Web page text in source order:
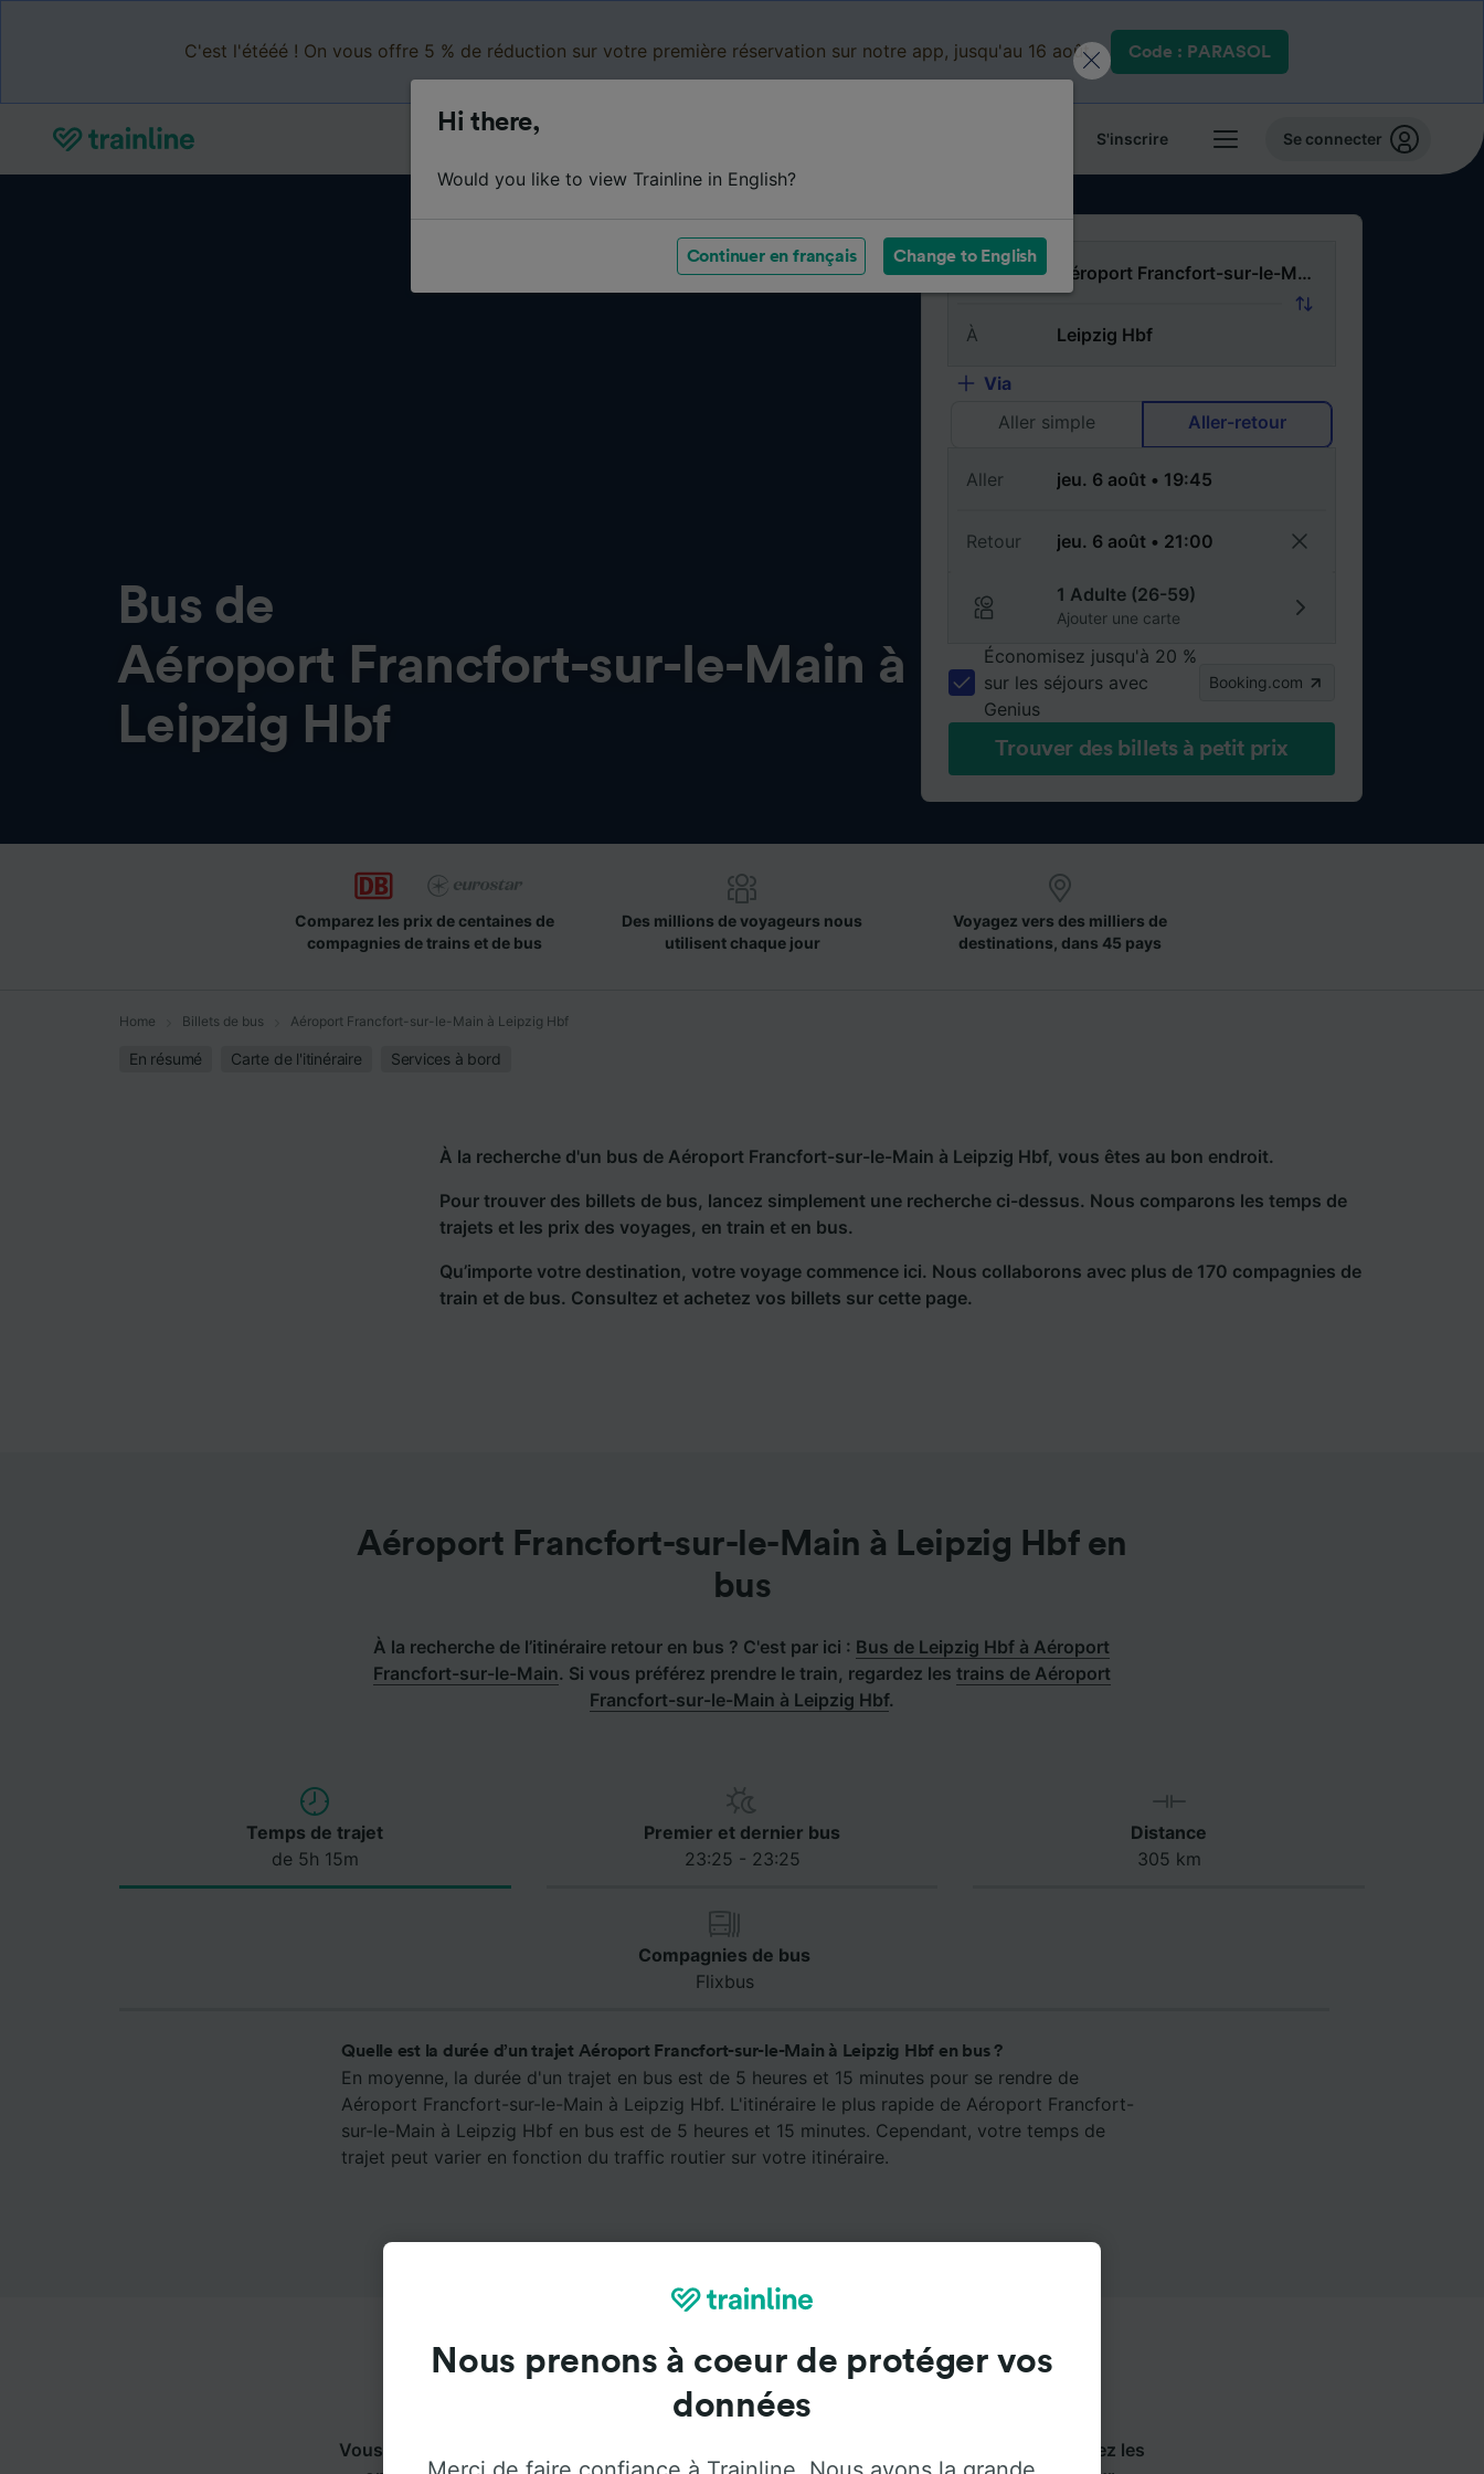
C'est l'étééé ! On vous offre 5 % de réduction sur votre première réservation sur notre app, jusqu'au 16 août. Code : PARASOL
S'inscrire Se connecter
Bus de
Aéroport Francfort-sur-le-Main à
Leipzig Hbf
De
À
Via
Aller simple
Aller-retour
Aller
Retour
1 Adulte (26-59)
Ajouter une carte
Économisez jusqu'à 20 %
sur les séjours avec
Genius
Booking.com
Trouver des billets à petit prix
Comparez les prix de centaines de
compagnies de trains et de bus
Des millions de voyageurs nous
utilisent chaque jour
Voyagez vers des milliers de
destinations, dans 45 pays
Home Billets de bus Aéroport Francfort-sur-le-Main à Leipzig Hbf
En résumé Carte de l'itinéraire Services à bord
À la recherche d'un bus de Aéroport Francfort-sur-le-Main à Leipzig Hbf, vous êtes au bon endroit.
Pour trouver des billets de bus, lancez simplement une recherche ci-dessus. Nous comparons les temps de
trajets et les prix des voyages, en train et en bus.
Qu’importe votre destination, votre voyage commence ici. Nous collaborons avec plus de 170 compagnies de
train et de bus. Consultez et achetez vos billets sur cette page.
Aéroport Francfort-sur-le-Main à Leipzig Hbf en
bus
À la recherche de l’itinéraire retour en bus ? C'est par ici : Bus de Leipzig Hbf à Aéroport
Francfort-sur-le-Main. Si vous préférez prendre le train, regardez les trains de Aéroport
Francfort-sur-le-Main à Leipzig Hbf.
Temps de trajet
de 5h 15m
Premier et dernier bus
23:25 - 23:25
Distance
305 km
Compagnies de bus
Flixbus
Quelle est la durée d’un trajet Aéroport Francfort-sur-le-Main à Leipzig Hbf en bus ?
En moyenne, la durée d'un trajet en bus est de 5 heures et 15 minutes pour se rendre de
Aéroport Francfort-sur-le-Main à Leipzig Hbf. L'itinéraire le plus rapide de Aéroport Francfort-
sur-le-Main à Leipzig Hbf en bus est de 5 heures et 15 minutes. Cependant, votre temps de
trajet peut varier en fonction du traffic routier sur votre itinéraire.
Services à bord
Vous pouvez voyager de Aéroport Francfort-sur-le-Main à Leipzig Hbf avec
. Utilisez les
Hi there,
Would you like to view Trainline in English?
Continuer en français Change to English
Nous prenons à coeur de protéger vos
données